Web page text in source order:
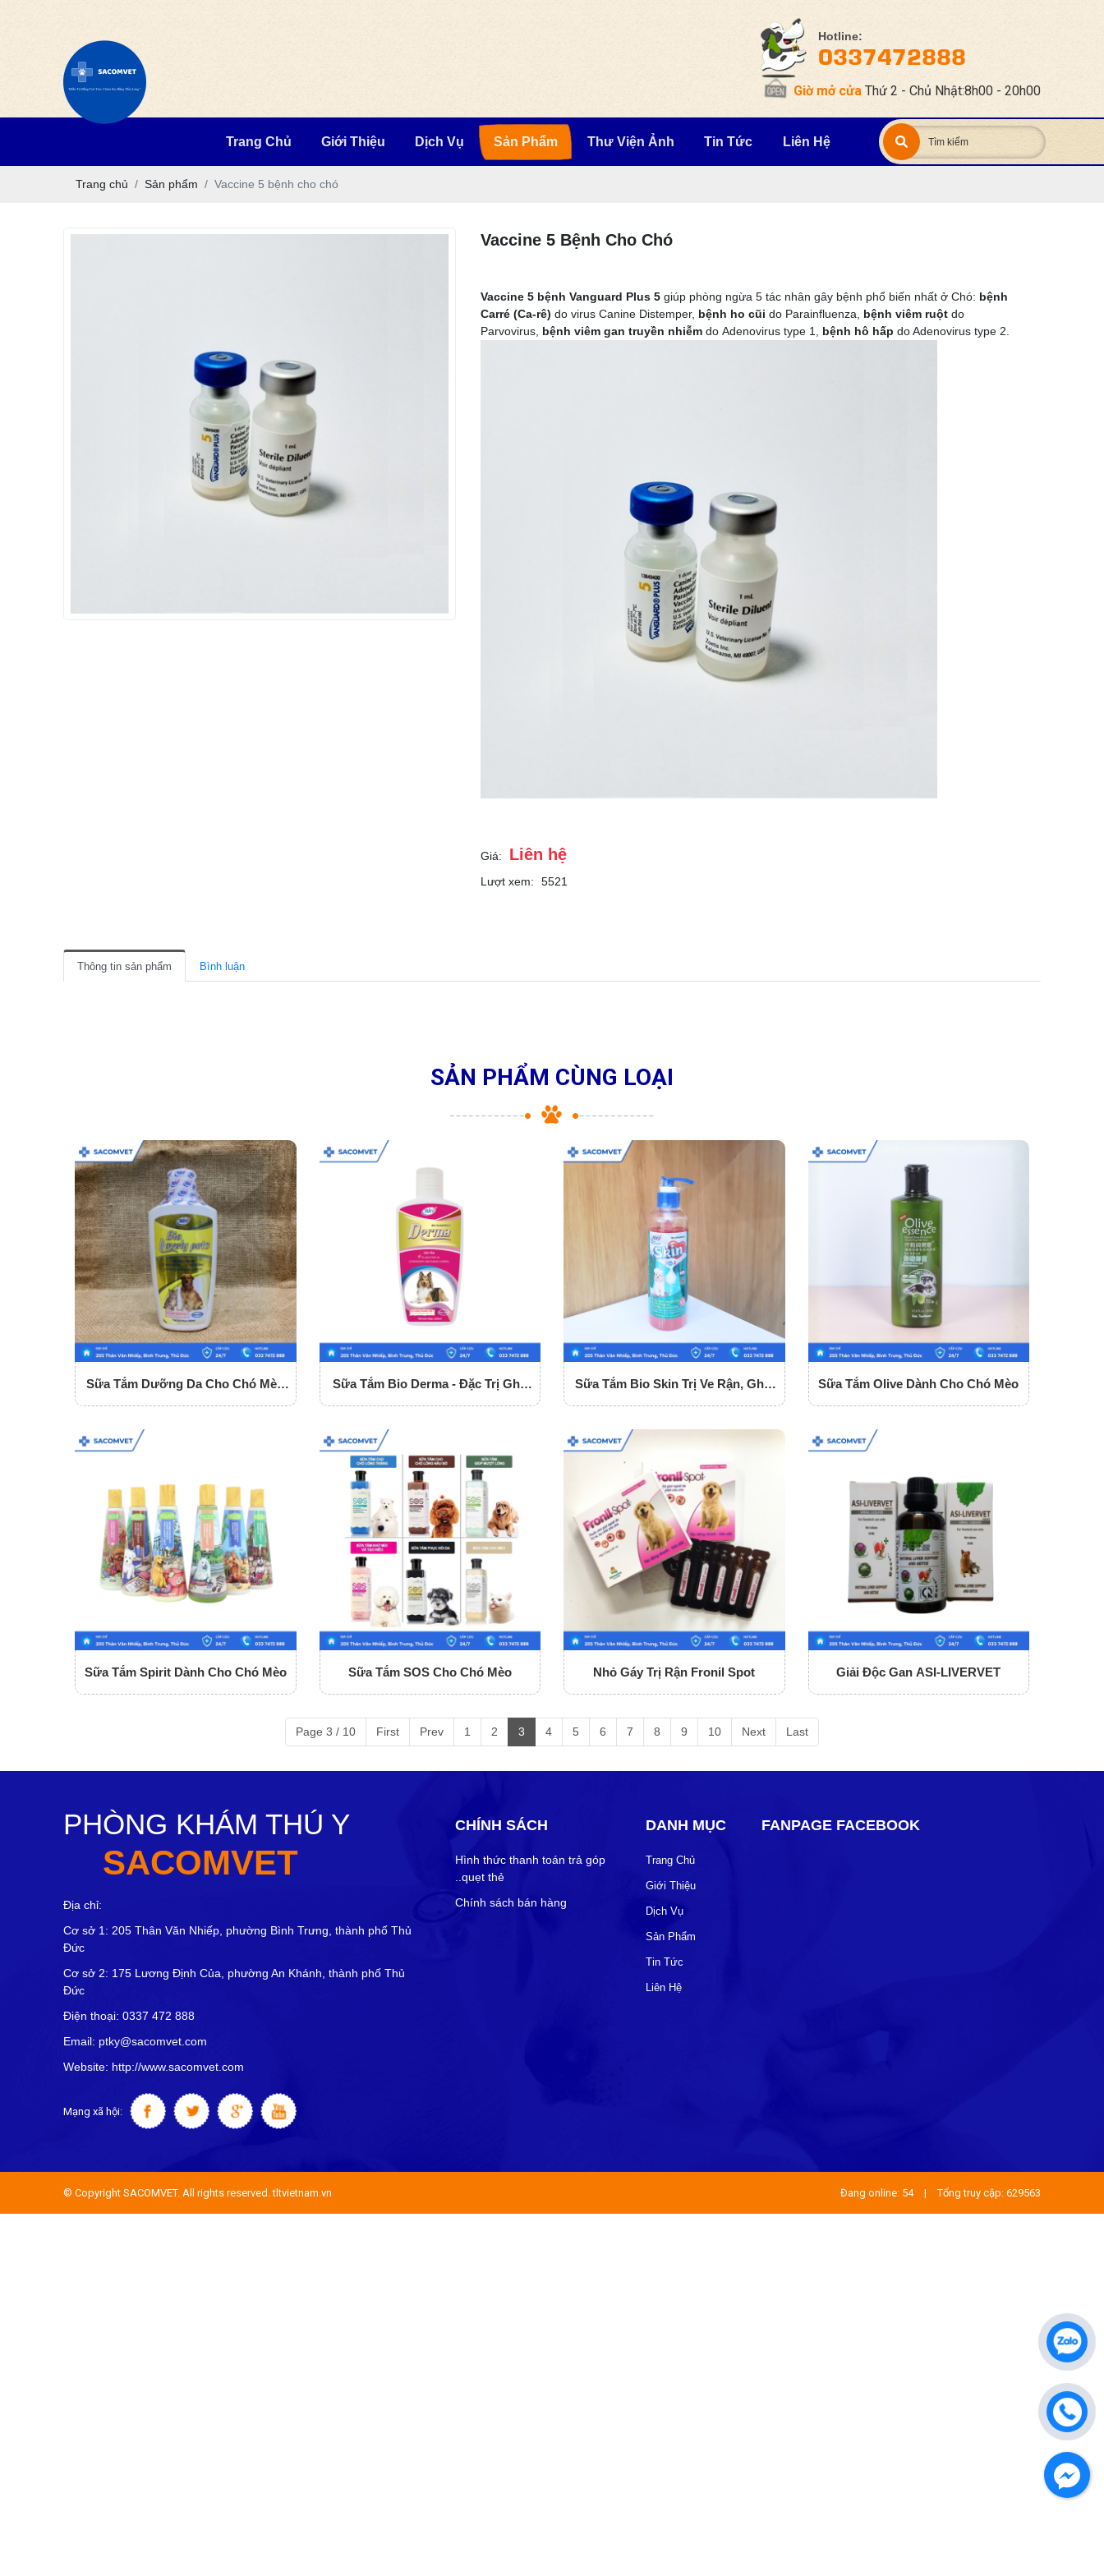
Hotline:
0337472888
Giờ mở cửa Thứ 2 - Chủ Nhật:8h00 - 20h00
Trang Chủ Giới Thiệu Dịch Vụ Sản Phẩm Thư Viện Ảnh Tin Tức Liên Hệ
Trang chủ Sản phẩm Vaccine 5 bệnh cho chó
Vaccine 5 Bệnh Cho Chó
Vaccine 5 bệnh Vanguard Plus 5giúp phòng ngừa 5 tác nhân gây bệnh phổ biến nhất ở Chó: bệnh
Carré (Ca-rê) do virus Canine Distemper, bệnh ho cũi do Parainfluenza, bệnh viêm ruột do
Parvovirus, bệnh viêm gan truyền nhiễm do Adenovirus type 1, bệnh hô hấp do Adenovirus type 2.
Giá: Liên hệ
Lượt xem: 5521
Thông tin sản phẩm Bình luận
SẢN PHẨM CÙNG LOẠI
Sữa Tắm Dưỡng Da Cho Chó Mèo
Sữa Tắm Bio Derma - Đặc Trị Ghẻ
Sữa Tắm Bio Skin Trị Ve Rận, Ghẻ,
Sữa Tắm Olive Dành Cho Chó Mèo
Sữa Tắm Spirit Dành Cho Chó Mèo Sữa Tắm SOS Cho Chó Mèo Nhỏ Gáy Trị Rận Fronil Spot Giải Độc Gan ASI-LIVERVET
Page 3 / 10 First Prev 1 2 3 4 5 6 7 8 9 10 Next Last
PHÒNG KHÁM THÚ Y
SACOMVET
Địa chỉ:
Cơ sở 1: 205 Thân Văn Nhiếp, phường Bình Trưng, thành phố Thủ
Đức
Cơ sở 2: 175 Lương Định Của, phường An Khánh, thành phố Thủ
Đức
Điện thoại: 0337 472 888
Email: ptky@sacomvet.com
Website: http://www.sacomvet.com
Mạng xã hội:
CHÍNH SÁCH
Hình thức thanh toán trả góp
..quẹt thẻ
Chính sách bán hàng
DANH MỤC
Trang Chủ
Giới Thiệu
Dịch Vụ
Sản Phẩm
Tin Tức
Liên Hệ
FANPAGE FACEBOOK
© Copyright SACOMVET. All rights reserved. tltvietnam.vn Đang online: 54 | Tổng truy cập: 629563